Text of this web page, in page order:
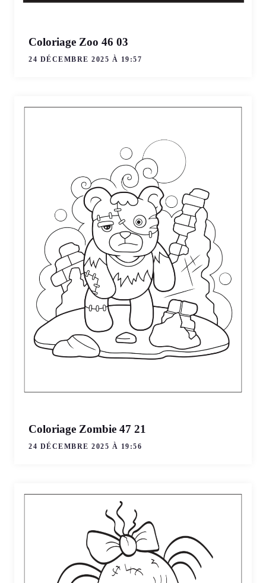
Coloriage Zoo 46 03
24 DÉCEMBRE 2025 À 19:57
Coloriage Zombie 47 21
24 DÉCEMBRE 2025 À 19:56